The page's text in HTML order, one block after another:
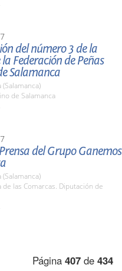
del número 3 de la
Federación de Peñas
Salamanca
(Salamanca)
de Salamanca
del Grupo Ganemos
(Salamanca)
de las Comarcas. Diputación de
Página 407de 434